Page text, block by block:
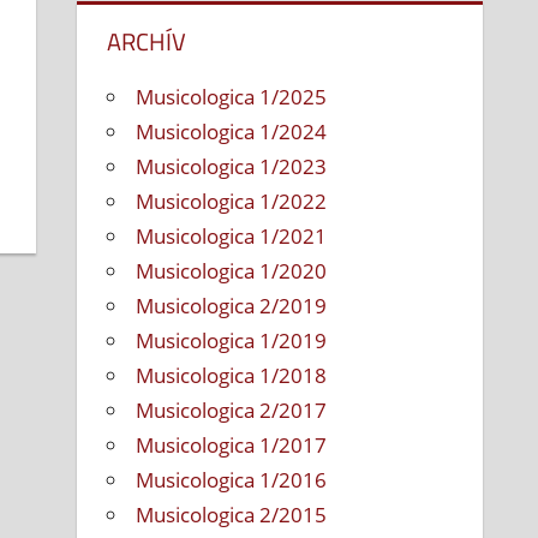
ARCHÍV
Musicologica 1/2025
Musicologica 1/2024
Musicologica 1/2023
Musicologica 1/2022
Musicologica 1/2021
Musicologica 1/2020
Musicologica 2/2019
Musicologica 1/2019
Musicologica 1/2018
Musicologica 2/2017
Musicologica 1/2017
Musicologica 1/2016
Musicologica 2/2015